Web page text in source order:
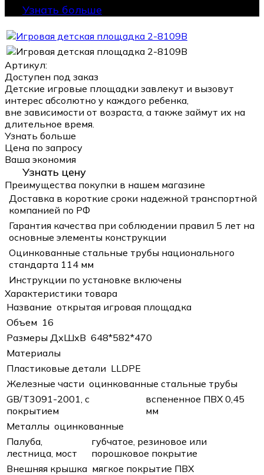
Узнать больше
Артикул:
Доступен под заказ
Детские игровые площадки завлекут и вызовут
интерес абсолютно у каждого ребенка,
вне зависимости от возраста, а также займут их на
длительное время.
Узнать больше
Цена по запросу
Ваша экономия
Узнать цену
Преимущества покупки в нашем магазине
Доставка в короткие сроки надежной транспортной
компанией по РФ
Гарантия качества при соблюдении правил 5 лет на
основные элементы конструкции
Оцинкованные стальные трубы национального
стандарта 114 мм
Инструкции по установке включены
Характеристики товара
Название открытая игровая площадка
Объем 16
Размеры ДхШхВ 648*582*470
Материалы
Пластиковые детали LLDPE
Железные части оцинкованные стальные трубы
GB/T3091-2001, с
покрытием
вспененное ПВХ 0,45
мм
Металлы оцинкованные
Палуба,
лестница, мост
губчатое, резиновое или
порошковое покрытие
Внешняя крышка мягкое покрытие ПВХ